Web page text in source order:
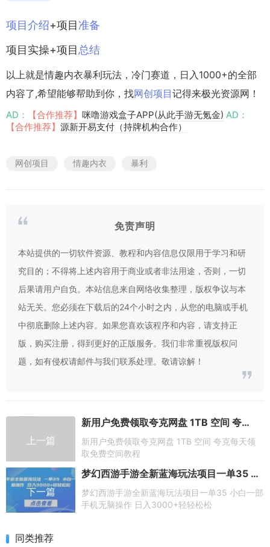
项目介绍+项目准备
项目实操+项目总结
以上就是情趣内衣暴利玩法，冷门赛道，日入1000+的全部
内容了,希望能够帮助到你，找网创项目记得来极光资源网！
AD： 【合作推荐】 咪噜游戏盒子APP(从此手游无氪金) AD：
【合作推荐】 源新开易支付（持牌机构合作）
网创项目 情趣内衣 暴利
免责声明
本站提供的一切软件资源、教程和内容信息仅限用于学习和研
究目的；不得将上述内容用于商业或者非法用途，否则，一切
后果请用户自负。本站信息来自网络收集整理，版权争议与本
站无关。您必须在下载后的24个小时之内，从您的电脑或手机
中彻底删除上述内容。如果您喜欢该程序和内容，请支持正
版，购买注册，得到更好的正版服务。我们非常重视版权问
题，如有侵权请邮件与我们联系处理。敬请谅解！
上一篇
新用户免费领取夸克网盘 1TB 空间 夸克每天领取免费空间教程
新用户免费领取夸克网盘 1TB 空间 夸克每天领
取免费空间教程
下一篇
梦幻西游手游全新蓝海玩法项目一单35 小白一部手机无脑操作 日入3000+轻轻松松
梦幻西游手游全新蓝海玩法项目一单35 小白一部
手机无脑操作 日入3000+轻轻松松
同类推荐